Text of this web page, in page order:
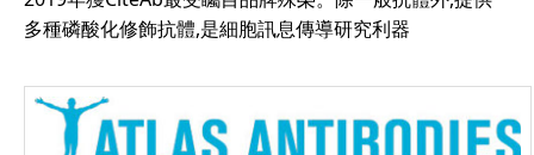
多種磷酸化修飾抗體,是細胞訊息傳導研究利器